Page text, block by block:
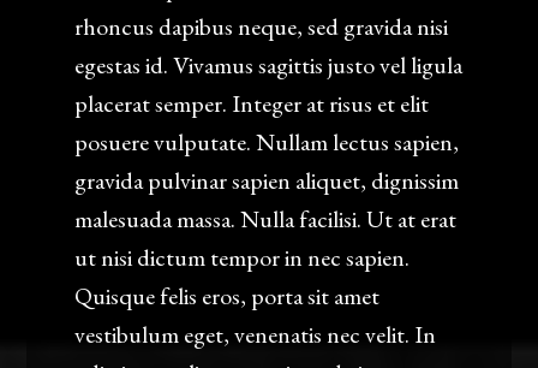
rhoncus dapibus neque, sed gravida nisi
egestas id. Vivamus sagittis justo vel ligula
placerat semper. Integer at risus et elit
posuere vulputate. Nullam lectus sapien,
gravida pulvinar sapien aliquet, dignissim
malesuada massa. Nulla facilisi. Ut at erat
ut nisi dictum tempor in nec sapien.
Quisque felis eros, porta sit amet
vestibulum eget, venenatis nec velit. In